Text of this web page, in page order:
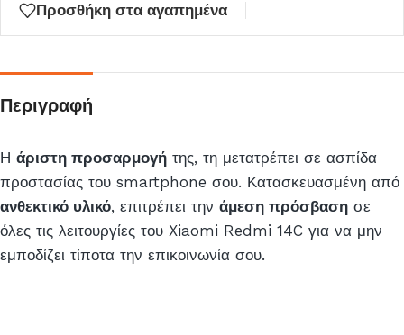
αναμονής
αυτό
προϊόν
Προσθήκη στα αγαπημένα
Περιγραφή
Η άριστη προσαρμογή της, τη μετατρέπει σε ασπίδα
προστασίας του smartphone σου. Κατασκευασμένη από
ανθεκτικό υλικό, επιτρέπει την άμεση πρόσβαση σε
όλες τις λειτουργίες του Xiaomi Redmi 14C για να μην
εμποδίζει τίποτα την επικοινωνία σου.